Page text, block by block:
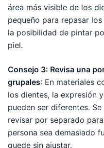
área más visible de los
pequeño para repasar
la posibilidad de pintar
piel.
Consejo 3: Revisa una
grupales: En materiales
los dientes, la expresión
pueden ser diferentes.
revisar por separado
persona sea demasiado
quede sin ajustar.